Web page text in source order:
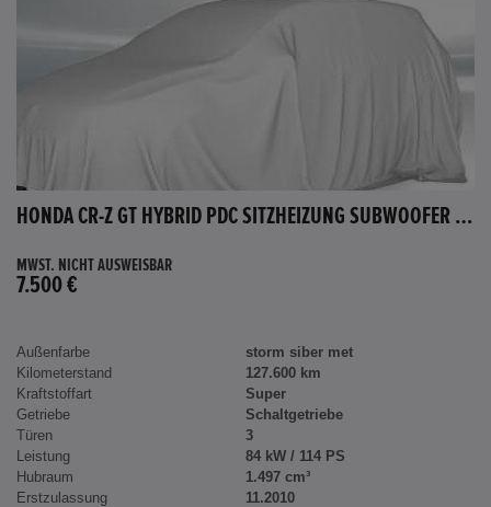
HONDA CR-Z GT HYBRID PDC SITZHEIZUNG SUBWOOFER BLUETOOTH
MWST. NICHT AUSWEISBAR
7.500 €
Außenfarbe
storm siber met
Kilometerstand
127.600 km
Kraftstoffart
Super
Getriebe
Schaltgetriebe
Türen
3
Leistung
84 kW / 114 PS
Hubraum
1.497 cm³
Erstzulassung
11.2010